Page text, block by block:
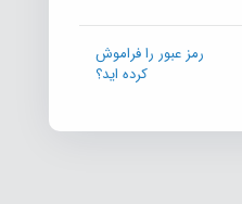
رمز عبور را فراموش
کرده اید؟